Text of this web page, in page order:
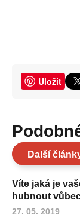
Uložit
Další
Víte jaká je
hubnout
27. 05. 2019